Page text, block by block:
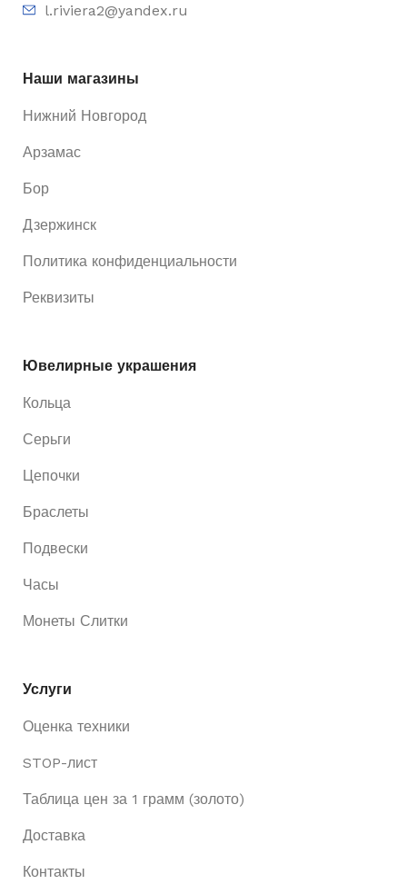
l.riviera2@yandex.ru
Наши магазины
Нижний Новгород
Арзамас
Бор
Дзержинск
Политика конфиденциальности
Реквизиты
Ювелирные украшения
Кольца
Серьги
Цепочки
Браслеты
Подвески
Часы
Монеты Слитки
Услуги
Оценка техники
STOP-лист
Таблица цен за 1 грамм (золото)
Доставка
Контакты